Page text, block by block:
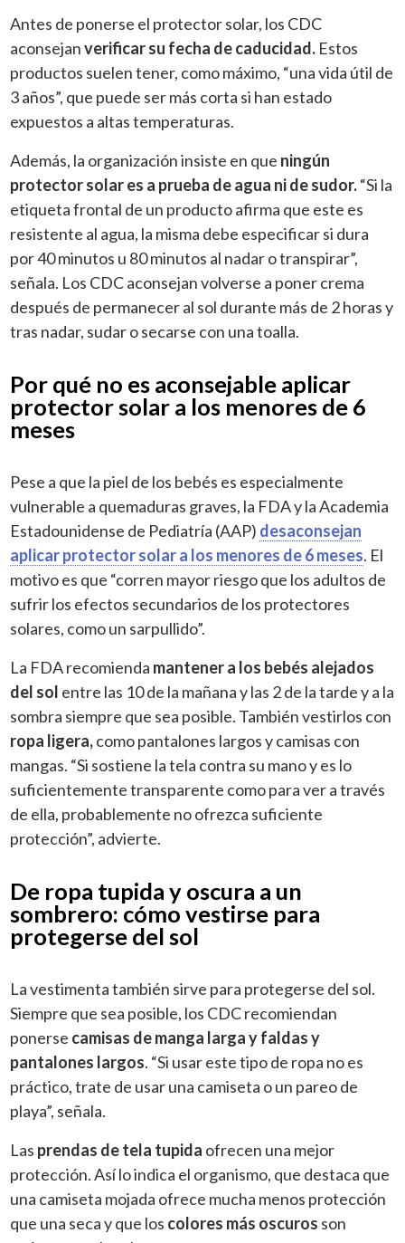
Antes de ponerse el protector solar, los CDC
aconsejanverificar su fecha de caducidad. Estos
productos suelen tener, como máximo, “una vida útil de
3 años”, que puede ser más corta si han estado
expuestos a altas temperaturas.
Además, la organización insiste en que ningún
protector solar es a prueba de agua ni de sudor.“Si la
etiqueta frontal de un producto afirma que este es
resistente al agua, la misma debe especificar si dura
por 40 minutos u 80 minutos al nadar o transpirar”,
señala. Los CDC aconsejan volverse a poner crema
después de permanecer al sol durante más de 2 horas y
tras nadar, sudar o secarse con una toalla.
Por qué no es aconsejable aplicar
protector solar a los menores de 6
meses
Pese a que la piel de los bebés es especialmente
vulnerable a quemaduras graves, la FDA y la Academia
Estadounidense de Pediatría (AAP) desaconsejan
aplicar protector solar a los menores de 6 meses. El
motivo es que “corren mayor riesgo que los adultos de
sufrir los efectos secundarios de los protectores
solares, como un sarpullido”.
La FDA recomienda mantener a los bebés alejados
del sol entre las 10 de la mañana y las 2 de la tarde y a la
sombra siempre que sea posible. También vestirlos con
ropa ligera,como pantalones largos y camisas con
mangas. “Si sostiene la tela contra su mano y es lo
suficientemente transparente como para ver a través
de ella, probablemente no ofrezca suficiente
protección”, advierte.
De ropa tupida y oscura a un
sombrero: cómo vestirse para
protegerse del sol
La vestimenta también sirve para protegerse del sol.
Siempre que sea posible, los CDC recomiendan
ponerse camisas de manga larga y faldas y
pantalones largos. “Si usar este tipo de ropa no es
práctico, trate de usar una camiseta o un pareo de
playa”, señala.
Las prendas de tela tupida ofrecen una mejor
protección. Así lo indica el organismo, que destaca que
una camiseta mojada ofrece mucha menos protección
que una seca y que los colores más oscuros son